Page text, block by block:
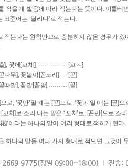
적는다는 뜻이다. 이를테면 [나무]라고 소리 나는 표준어는 ‘나무’로 적
표준어는 ‘달리다’로 적는다.
적는다는 원칙만으로 충분하지 않은 경우가 있
], 꽃에[꼬체] …………… [꼬ㅊ]
나무], 꽃놀이[꼰노리] … [꼰]
따발], 꽃밭[꼳빧] ……… [꼳]
으로, ‘꽃만’일 때는 [꼰]으로, ‘꽃과’일 때는 [꼳]
’로, [꼰만]으로 소리 나는 말은 ‘꼰만’으로, [꼳꽈]로 소리 나는 말
花]’이라는 하나의 말이 여러 형태로 적히게 된다.
하나의 말을 여러 가지 형태로 적으면 그것이
하는 데 효과적이다.
2669-9775(평일 09:00~18:00) 전송: